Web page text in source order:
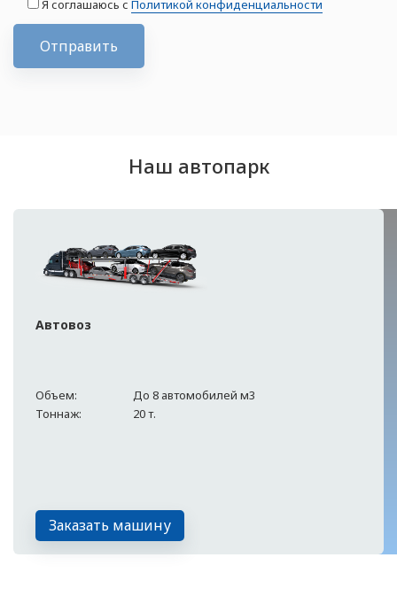
Я соглашаюсь с Политикой конфиденциальности
Отправить
Наш автопарк
Автовоз
Объем:
До 8 автомобилей м3
Тоннаж:
20 т.
Заказать машину